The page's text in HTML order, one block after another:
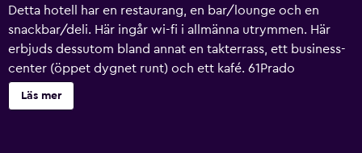
Detta hotell har en restaurang, en bar/lounge och en
snackbar/deli. Här ingår wi-fi i allmänna utrymmen. Här
erbjuds dessutom bland annat en takterrass, ett business-
center (öppet dygnet runt) och ett kafé. 61Prado
Guesthouse erbjuder 23 rum med värdeförvaringsskåp
(laptopanpassade) och takfläkt. Platt-tv med kabelkanaler.
Läs mer